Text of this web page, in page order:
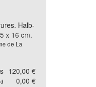
Halb-
x 16 cm.
de La
120,00 €
0,00 €